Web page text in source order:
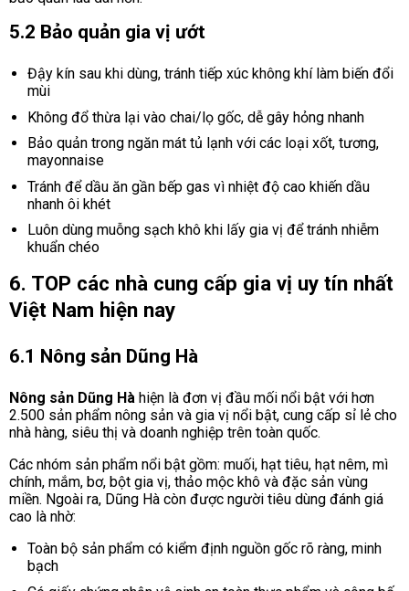
5.2 Bảo quản gia vị ướt
Đậy kín sau khi dùng, tránh tiếp xúc không khí làm biến đổi
mùi
Không đổ thừa lại vào chai/lọ gốc, dễ gây hỏng nhanh
Bảo quản trong ngăn mát tủ lạnh với các loại xốt, tương,
mayonnaise
Tránh để dầu ăn gần bếp gas vì nhiệt độ cao khiến dầu
nhanh ôi khét
Luôn dùng muỗng sạch khô khi lấy gia vị để tránh nhiễm
khuẩn chéo
6. TOP các nhà cung cấp gia vị uy tín nhất
Việt Nam hiện nay
6.1 Nông sản Dũng Hà
Nông sản Dũng Hà hiện là đơn vị đầu mối nổi bật với hơn
2.500 sản phẩm nông sản và gia vị nổi bật, cung cấp sỉ lẻ cho
nhà hàng, siêu thị và doanh nghiệp trên toàn quốc.
Các nhóm sản phẩm nổi bật gồm: muối, hạt tiêu, hạt nêm, mì
chính, mắm, bơ, bột gia vị, thảo mộc khô và đặc sản vùng
miền. Ngoài ra, Dũng Hà còn được người tiêu dùng đánh giá
cao là nhờ:
Toàn bộ sản phẩm có kiểm định nguồn gốc rõ ràng, minh
bạch